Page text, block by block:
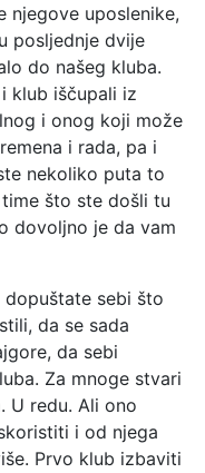
njegove uposlenike,
posljednje dvije
do našeg kluba.
klub iščupali iz
i onog koji može
i rada, pa i
nekoliko puta to
što ste došli tu
dovoljno je da vam
sebi što
da se sada
da sebi
Za mnoge stvari
U redu. Ali ono
i od njega
Prvo klub izbaviti